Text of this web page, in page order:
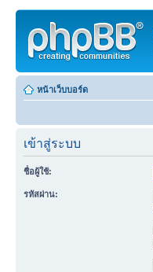
หน้าเว็บบอร์ด
เข้าสู่ระบบ
ชื่อผู้ใช้:
รหัสผ่าน: